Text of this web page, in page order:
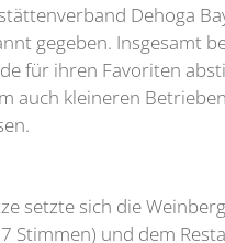
Dehoga
gegeben. Insgesamt
für ihren Favoriten
auch kleineren
setzte sich die
Stimmen) und dem